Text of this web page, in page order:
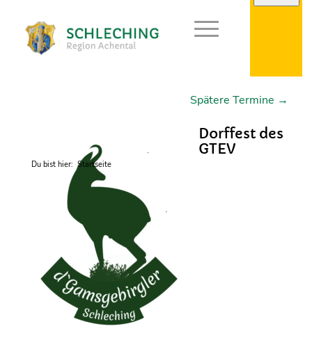
Du bist hier: Startseite
Spätere Termine →
Dorffest des
GTEV